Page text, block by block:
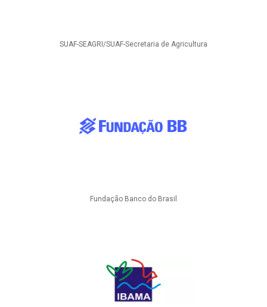
SUAF-SEAGRI/SUAF-Secretaria de Agricultura
Fundação Banco do Brasil